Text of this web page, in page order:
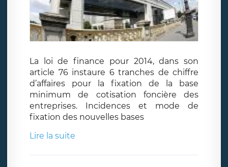
La loi de finance pour 2014, dans son
article 76 instaure 6 tranches de chiffre
d’affaires pour la fixation de la base
minimum de cotisation foncière des
entreprises. Incidences et mode de
fixation des nouvelles bases
Lire la suite